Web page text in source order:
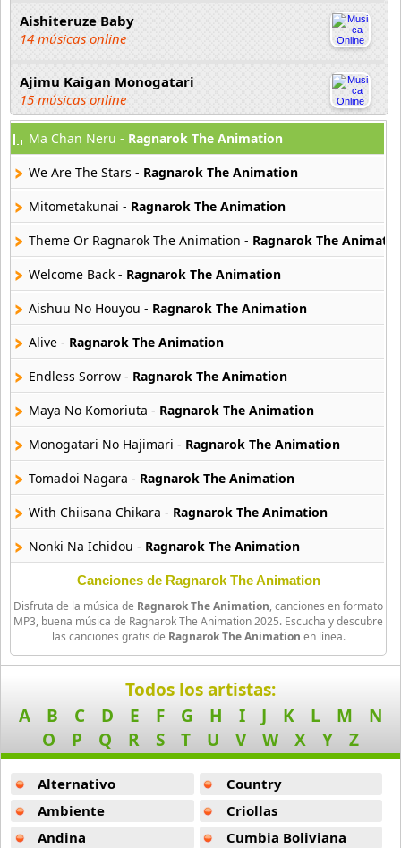
Aishiteruze Baby
14 músicas online
Ajimu Kaigan Monogatari
15 músicas online
Akahori Gedou Hour Rabuge
29 músicas online
Akane Iro Ni Samoru Saka
26 músicas online
6 músicas online
Akikan
15 músicas online
Alejandro Arnais
3 músicas online
Amaenaideyo
26 músicas online
Amagami Ss
50 músicas online
Amatsuki
20 músicas online
Angel Beats
39 músicas online
36 músicas online
Angel Sanctuary
Angelic Layer
3 músicas online
Ma Chan Neru - Ragnarok The Animation
We Are The Stars - Ragnarok The Animation
Mitometakunai - Ragnarok The Animation
Theme Or Ragnarok The Animation - Ragnarok The
Welcome Back - Ragnarok The Animation
Aishuu No Houyou - Ragnarok The Animation
Alive - Ragnarok The Animation
Endless Sorrow - Ragnarok The Animation
Maya No Komoriuta - Ragnarok The Animation
Monogatari No Hajimari - Ragnarok The Animation
Tomadoi Nagara - Ragnarok The Animation
With Chiisana Chikara - Ragnarok The Animation
Nonki Na Ichidou - Ragnarok The Animation
Canciones de Ragnarok The Animation
Disfruta de la música de Ragnarok The Animation, canciones en formato
MP3, buena música de Ragnarok The Animation 2025. Escucha y descubre
las canciones gratis de Ragnarok The Animation en línea.
Todos los artistas:
A
B C D E F G H I J K L M
N
O
P Q R S T U V W X Y Z
Alternativo
Ambiente
Andina
Country
Criollas
Cumbia Boliviana